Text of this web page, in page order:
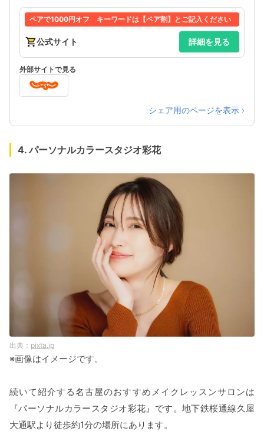
ペアで1000円オフ キーワードは【ペア割】とご記入ください
公式サイト 詳細を見る
外部サイトで見る
シェア用のページを表示 ›
4. パーソナルカラースタジオ彩花
pixta.jp
※画像はイメージです。
続いて紹介する名古屋のおすすめメイクレッスンサロンは
『パーソナルカラースタジオ彩花』です。地下鉄桜通線久屋
大通駅より徒歩約1分の場所にあります。